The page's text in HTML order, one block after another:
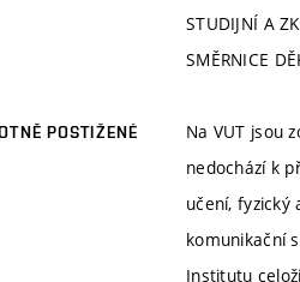
STUDIJNÍ A
SMĚRNICE
POSTIŽENÉ
Na VUT jsou
nedochází k
učení, fyzický
komunikační
Institutu